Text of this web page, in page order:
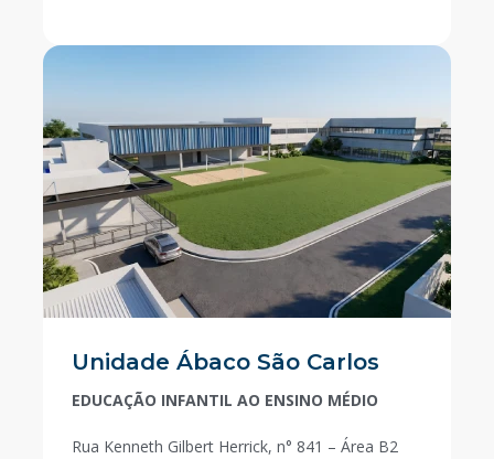
Unidade Ábaco São Carlos
EDUCAÇÃO INFANTIL AO ENSINO MÉDIO
Rua Kenneth Gilbert Herrick, n° 841 – Área B2